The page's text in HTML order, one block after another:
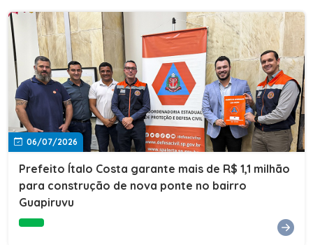
06/07/2026
Prefeito Ítalo Costa garante mais de R$ 1,1 milhão
para construção de nova ponte no bairro
Guapiruvu